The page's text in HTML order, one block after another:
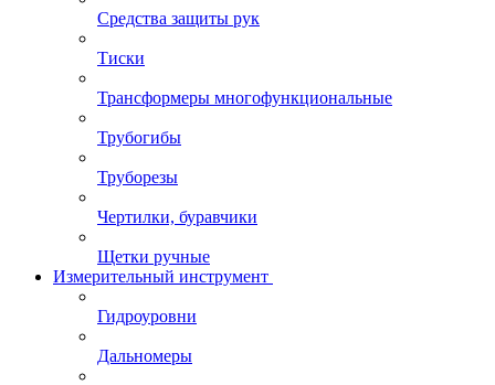
Средства защиты рук
Тиски
Трансформеры многофункциональные
Трубогибы
Труборезы
Чертилки, буравчики
Щетки ручные
Измерительный инструмент
Гидроуровни
Дальномеры